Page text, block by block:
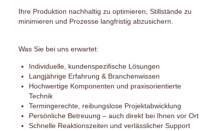
Ihre Produktion nachhaltig zu optimieren, Stillstände zu
minimieren und Prozesse langfristig abzusichern.
Was Sie bei uns erwartet:
Individuelle, kundenspezifische Lösungen
Langjährige Erfahrung & Branchenwissen
Hochwertige Komponenten und praxisorientierte
Technik
Termingerechte, reibungslose Projektabwicklung
Persönliche Betreuung – auch direkt bei Ihnen vor Ort
Schnelle Reaktionszeiten und verlässlicher Support